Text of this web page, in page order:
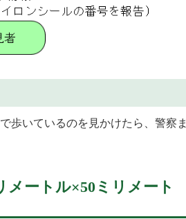
歩いているのを見かけたら、警察ま
メートル×50ミリメート